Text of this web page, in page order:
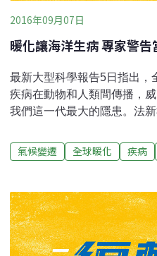
2016年09月07日
暖化讓海洋生病 專家警告
最新大型科學報告5日指出，
疾病在動物和人類間傳播，
我們這一代最大的隱患。法
位科學家攜手彙編。約9000
會。IUCN總幹事安德森（
而我們卻讓海洋生病。」根
溫度節節攀升改變海洋物種
類。報告提供證據，顯示水
動，移動幅度上看10度緯度
氣候變遷 全球暖化 疾病